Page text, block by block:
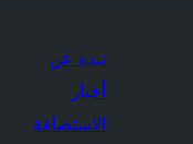
نبذة عن
أخبار
الاستضافة